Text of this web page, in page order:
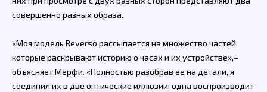
совершенно разных образа.
«Моя модель Reverso рассыпается на множество частей,
которые раскрывают историю о часах и их устройстве»,–
объясняет Мерфи. «Полностью разобрав ее на детали, я
соединил их в две оптические иллюзии: одна воспроизводит